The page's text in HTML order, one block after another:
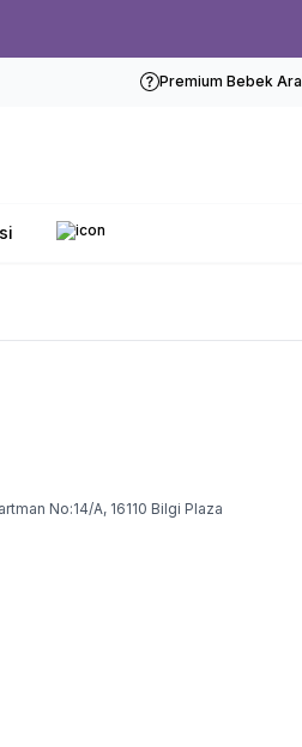
Premium Bebek
No:14/A, 16110 Bilgi Plaza